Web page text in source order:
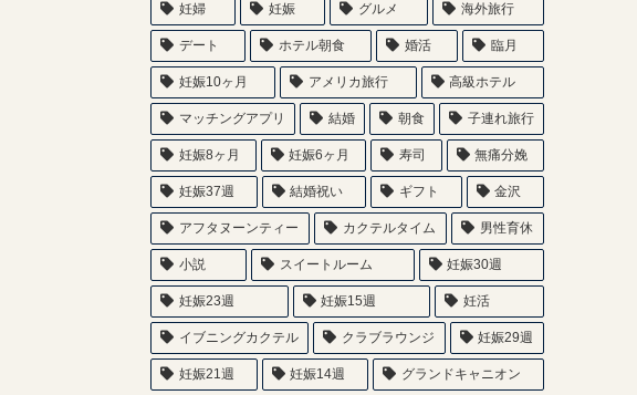
妊婦 妊娠 グルメ 海外旅行
デート ホテル朝食 婚活 臨月
妊娠10ヶ月 アメリカ旅行 高級ホテル
マッチングアプリ 結婚 朝食 子連れ旅行
妊娠8ヶ月 妊娠6ヶ月 寿司 無痛分娩
妊娠37週 結婚祝い ギフト 金沢
アフタヌーンティー カクテルタイム 男性育休
小説 スイートルーム 妊娠30週
妊娠23週 妊娠15週 妊活
イブニングカクテル クラブラウンジ 妊娠29週
妊娠21週 妊娠14週 グランドキャニオン